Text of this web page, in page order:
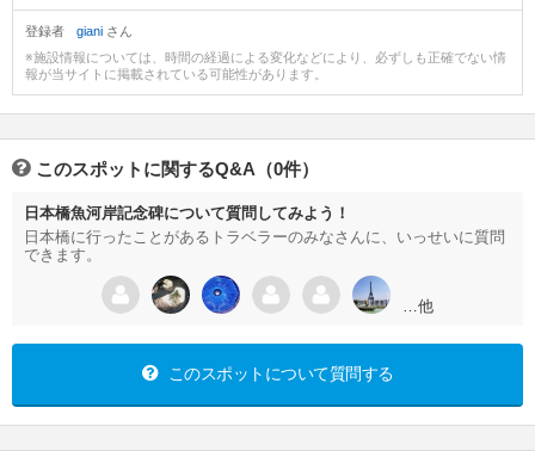
登録者 giani さん
※施設情報については、時間の経過による変化などにより、必ずしも正確でない情
報が当サイトに掲載されている可能性があります。
このスポットに関するQ&A（0件）
日本橋魚河岸記念碑について質問してみよう！
日本橋に行ったことがあるトラベラーのみなさんに、いっせいに質問
できます。
…他
このスポットについて質問する